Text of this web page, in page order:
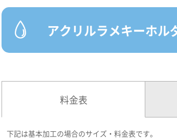
アクリルラメキーホル
料金表
下記は基本加工の場合のサイズ・料金表です。